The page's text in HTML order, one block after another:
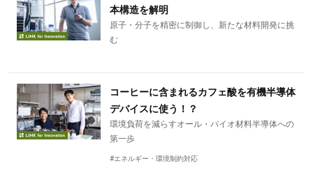
本構造を解明
原子・分子を精密に制御し、新たな材料開発に挑
む
コーヒーに含まれるカフェ酸を有機半導体
デバイスに使う！？
環境負荷を減らすオール・バイオ材料半導体への
第一歩
#エネルギー・環境制約対応